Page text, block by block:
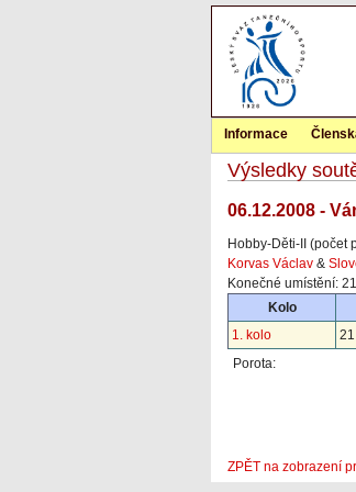
Informace
Výsledky
06.12.2008 -
Hobby-Děti-II (počet
Korvas Václav &
Konečné umístění:
Kolo
1. kolo
Porota:
ZPĚT na zobrazení